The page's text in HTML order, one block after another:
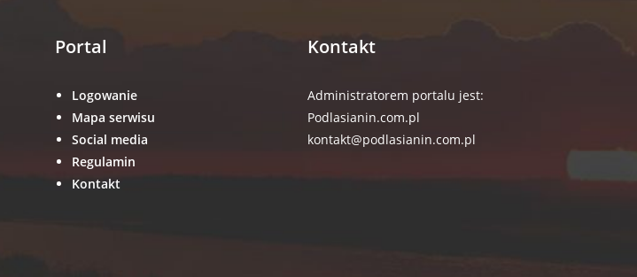
Portal
Logowanie
Mapa serwisu
Social media
Regulamin
Kontakt
Kontakt
Administratorem portalu jest:
Podlasianin.com.pl
kontakt@podlasianin.com.pl